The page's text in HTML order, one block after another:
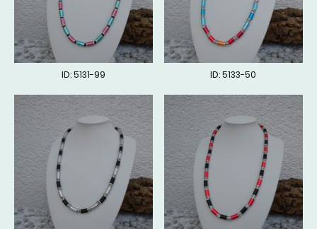
ID: 5131-99 ID: 5133-50